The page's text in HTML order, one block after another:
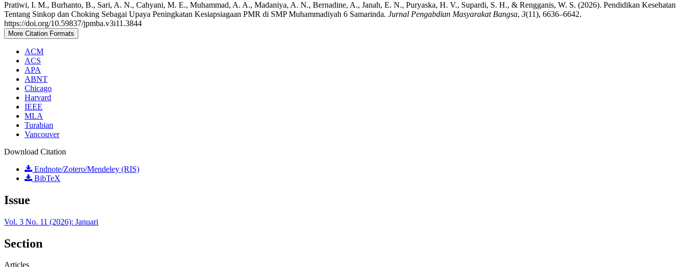
Pratiwi, I. M., Burhanto, B., Sari, A. N., Cahyani, M. E., Muhammad, A. A., Madaniya, A. N., Bernadine, A., Janah, E. N., Puryaska, H. V., Supardi, S. H., & Rengganis, W. S. (2026). Pendidikan Kesehatan
Tentang Sinkop dan Choking Sebagai Upaya Peningkatan Kesiapsiagaan PMR di SMP Muhammadiyah 6 Samarinda. Jurnal Pengabdian Masyarakat Bangsa, 3(11), 6636–6642.
https://doi.org/10.59837/jpmba.v3i11.3844
More Citation Formats
ACM
ACS
APA
ABNT
Chicago
Harvard
IEEE
MLA
Turabian
Vancouver
Download Citation
Endnote/Zotero/Mendeley (RIS)
BibTeX
Issue
Vol. 3 No. 11 (2026): Januari
Section
Articles